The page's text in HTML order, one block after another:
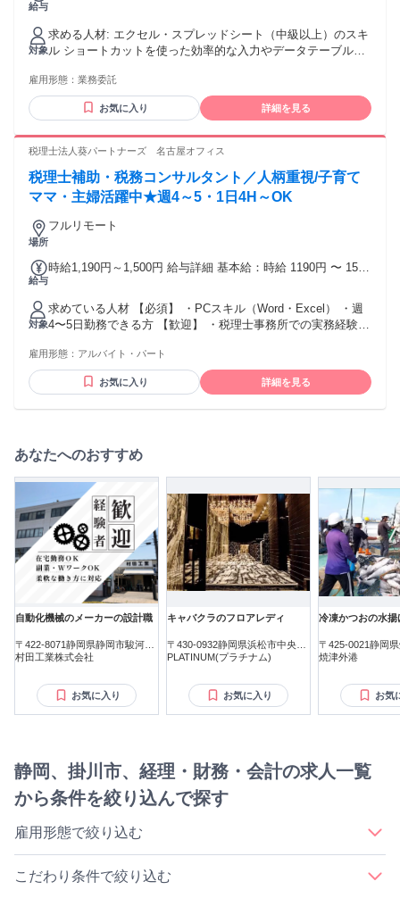
給与
法：実際に稼働した時間に応じて、報酬が支払われます。 *
想定稼働時間：担当クライアント数によります。（10-20時間/
月）
対象
求める人材: エクセル・スプレッドシート（中級以上）のスキ
ル ショートカットを使った効率的な入力やデータテーブル作
速な作業を重視できる方 物事をテキパキと進め、業務を効率
よく完遂できる方。特にどのようにデータを整理すると業務
として最適化という観点をもって整理整頓が得意なかた。 仕
務をしっかりと遂行できる方。 バックオフィス業務を自走で
方。
雇用形態： 業務委託
お気に入り 詳細を見る
税理士法人葵パートナーズ 名古屋オフィス
税理士補助・税務コンサルタント／人柄重視/子育て
ママ・主婦活躍中★週4～5・1日4H～OK
場所
フルリモート
給与
時給1,190円～1,500円 給与詳細 基本給：時給 1190円 〜 1500
対象
求めている人材 【必須】 ・PCスキル（Word・Excel） ・週
4〜5日勤務できる方 【歓迎】 ・税理士事務所での実務経験
freee等） の使用経験 ・子育て中・介護中の方 ・ブランクが
ある方 ・簿記の知識がある方 ・朝9:15のミーティングに 参加
できる方 【こんな人と働きたい】 ✅ 素直に学び続けられる人
せん】 ・自己管理が苦手な方 ・連絡・報告が後回しになる方
雇用形態： アルバイト・パート
お気に入り 詳細を見る
あなたへのおすすめ
自動化機械のメーカーの設計職
〒422-8071静岡県静岡市駿河区
豊原町
村田工業株式会社
お気に入り
キャバクラのフロアレディ
〒430-0932静岡県浜松市中央区
肴町
PLATINUM(プラチナム)
お気に入り
冷凍かつおの水揚
〒425-0021静岡
焼津外港
お気
静岡、掛川市、経理・財務・会計の求人一覧
から条件を絞り込んで探す
雇用形態で絞り込む
こだわり条件で絞り込む